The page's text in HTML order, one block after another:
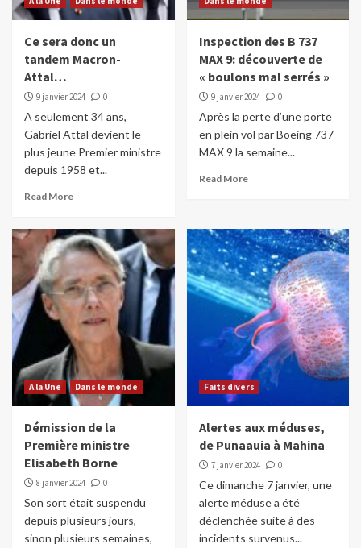
Ce sera donc un
tandem Macron-
Attal…
9 janvier 2024 0
A seulement 34 ans,
Gabriel Attal devient le
plus jeune Premier ministre
depuis 1958 et...
Read More
Inspection des B 737
MAX 9: découverte de
« boulons mal serrés »
9 janvier 2024 0
Après la perte d’une porte
en plein vol par Boeing 737
MAX 9 la semaine...
Read More
A la Une Dans le monde
Démission de la
Première ministre
Elisabeth Borne
8 janvier 2024 0
Son sort était suspendu
depuis plusieurs jours,
sinon plusieurs semaines,
Faits divers
Alertes aux méduses,
de Punaauia à Mahina
7 janvier 2024 0
Ce dimanche 7 janvier, une
alerte méduse a été
déclenchée suite à des
incidents survenus...